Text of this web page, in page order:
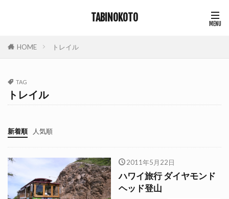
TABINOKOTO
HOME トレイル
TAG
トレイル
新着順 人気順
2011年5月22日
ハワイ旅行 ダイヤモンド
ヘッド登山